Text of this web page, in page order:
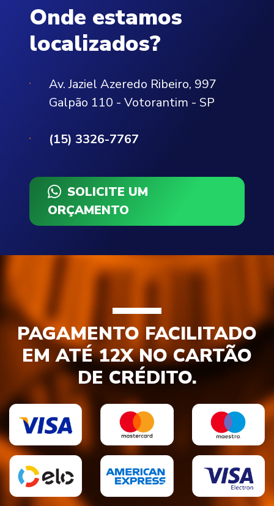
Onde estamos
localizados?
Av. Jaziel Azeredo Ribeiro, 997
Galpão 110 - Votorantim - SP
(15) 3326-7767
SOLICITE UM
ORÇAMENTO
PAGAMENTO FACILITADO
EM ATÉ 12X NO CARTÃO
DE CRÉDITO.